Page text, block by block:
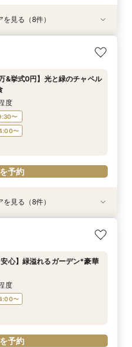
1組限定の貸切空間×光の
〜
〜
予約
！】「やらなくてもいい」か
ル結婚式
〜
〜
予約
ミリー婚に》個室もOK！安
〜
〜
予約
に♪邸宅貸切＆選べる3つの挙
〜
〜
予約
てOK／安心相談◎全館まる
〜
〜
予約
分見学】緑溢れる貸切邸宅を
〜
〜
予約
堪能／とろける和牛×伊勢海
〜
〜
予約
バスプレゼント&親御様も試
〜
〜
予約
見る（8件）
&挙式0円】光と緑のチャペル
度
〜
〜
予約
1組限定の貸切空間×光の
〜
ミリー婚に》個室もOK！安
〜
に♪邸宅貸切＆選べる3つの挙
〜
分見学】緑溢れる貸切邸宅を
〜
堪能／とろける和牛×伊勢海
〜
バスプレゼント&親御様も試
〜
のまま◎】無駄を省いた”最
〜
貸切邸宅×選べる挙式*ゆっ
〜
見る（8件）
安心】緑溢れるガーデン*豪華
度
〜
予約